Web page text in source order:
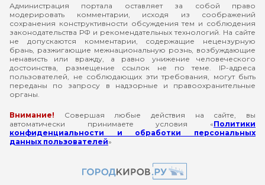
Администрация портала оставляет за собой право
модерировать комментарии, исходя из соображений
сохранения конструктивности обсуждения тем и соблюдения
законодательства РФ и рекомендательных технологий. На сайте
не допускаются комментарии, содержащие нецензурную
брань, разжигающие межнациональную рознь, возбуждающие
ненависть или вражду, а равно унижение человеческого
достоинства, размещение ссылок не по теме. IP-адреса
пользователей, не соблюдающих эти требования, могут быть
переданы по запросу в надзорные и правоохранительные
органы.
Внимание! Совершая любые действия на сайте, вы
автоматически принимаете условия «Политики
конфиденциальности и обработки персональных
данных пользователей»